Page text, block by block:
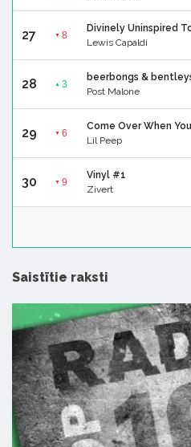
27 ▼ 8
Divinely Uninspired
Lewis Capaldi
28 ▲ 3
beerbongs &
Post Malone
29 ▼ 6
Come Over When
Lil Peep
30 ▼ 9
Vinyl #1
Zivert
Saistītie raksti